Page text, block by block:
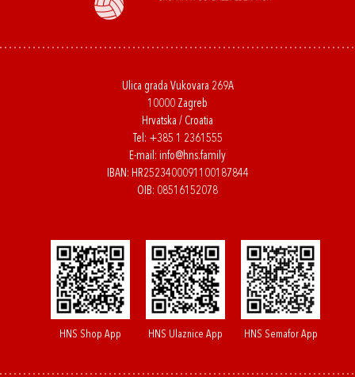
Ulica grada Vukovara 269A
10000 Zagreb
Hrvatska / Croatia
Tel: +385 1 2361555
E-mail: info@hns.family
IBAN: HR2523400091100187844
OIB: 08516152078
HNS Shop App HNS Ulaznice App HNS Semafor App